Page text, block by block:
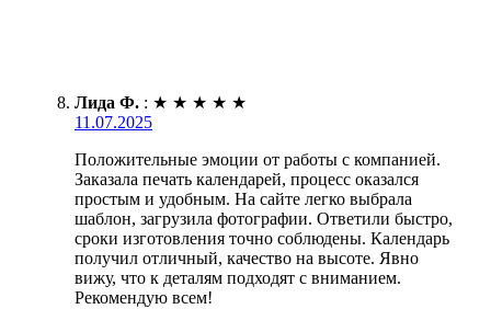
Лида Ф. : ★ ★ ★ ★ ★
11.07.2025
Положительные эмоции от работы с компанией.
Заказала печать календарей, процесс оказался
простым и удобным. На сайте легко выбрала
шаблон, загрузила фотографии. Ответили быстро,
сроки изготовления точно соблюдены. Календарь
получил отличный, качество на высоте. Явно
вижу, что к деталям подходят с вниманием.
Рекомендую всем!